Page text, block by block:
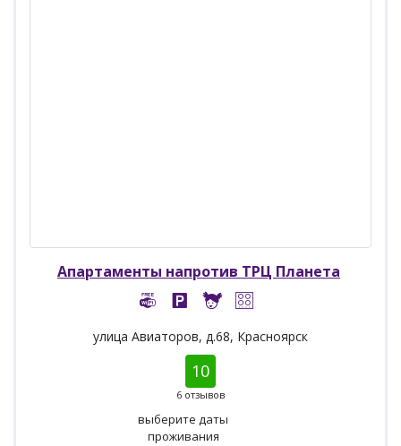
Апартаменты напротив ТРЦ Планета
улица Авиаторов, д.68, Красноярск
10
6 отзывов
выберите даты
проживания